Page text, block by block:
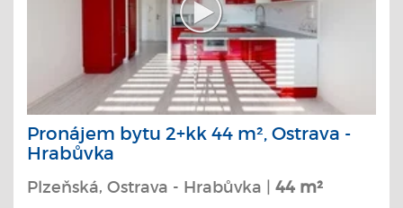
Pronájem bytu 2+kk 44 m², Ostrava -
Hrabůvka
Plzeňská, Ostrava - Hrabůvka | 44 m²